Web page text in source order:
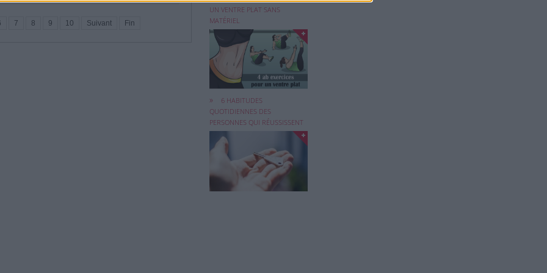
7 8 9 10 Suivant Fin
UN VENTRE PLAT SANS
MATÉRIEL
6 HABITUDES
QUOTIDIENNES DES
PERSONNES QUI RÉUSSISSENT
Vous êtes-vous déjà
demandé comment ...